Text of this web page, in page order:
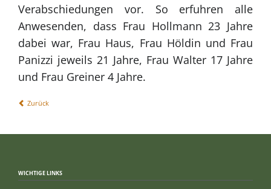
Verabschiedungen vor. So erfuhren alle
Anwesenden, dass Frau Hollmann 23 Jahre
dabei war, Frau Haus, Frau Höldin und Frau
Panizzi jeweils 21 Jahre, Frau Walter 17 Jahre
und Frau Greiner 4 Jahre.
Zurück
WICHTIGE LINKS